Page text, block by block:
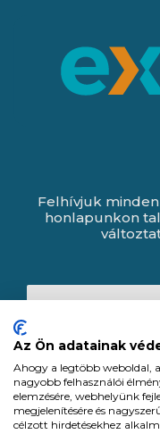
Felhívjuk
honlapunkon
Az Ön adatainak
Ahogy a legtöbb weboldal,
nagyobb felhasználói
elemzésére, webhelyünk
megjelenítésére és
célzott hirdetésekhez